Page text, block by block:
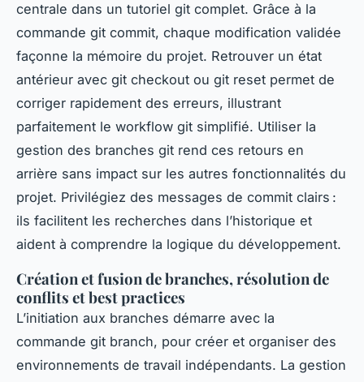
centrale dans un tutoriel git complet. Grâce à la
commande git commit, chaque modification validée
façonne la mémoire du projet. Retrouver un état
antérieur avec git checkout ou git reset permet de
corriger rapidement des erreurs, illustrant
parfaitement le workflow git simplifié. Utiliser la
gestion des branches git rend ces retours en
arrière sans impact sur les autres fonctionnalités du
projet. Privilégiez des messages de commit clairs :
ils facilitent les recherches dans l’historique et
aident à comprendre la logique du développement.
Création et fusion de branches, résolution de
conflits et best practices
L’initiation aux branches démarre avec la
commande git branch, pour créer et organiser des
environnements de travail indépendants. La gestion